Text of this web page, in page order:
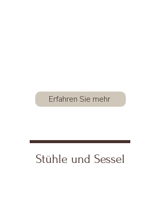
Erfahren Sie mehr
Stühle und Sessel